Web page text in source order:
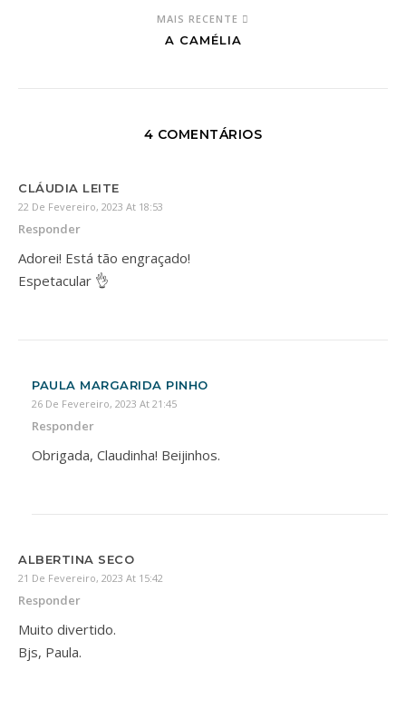
MAIS RECENTE
A CAMÉLIA
4 COMENTÁRIOS
CLÁUDIA LEITE
22 De Fevereiro, 2023 At 18:53
Responder
Adorei! Está tão engraçado!
Espetacular 👌
PAULA MARGARIDA PINHO
26 De Fevereiro, 2023 At 21:45
Responder
Obrigada, Claudinha! Beijinhos.
ALBERTINA SECO
21 De Fevereiro, 2023 At 15:42
Responder
Muito divertido.
Bjs, Paula.